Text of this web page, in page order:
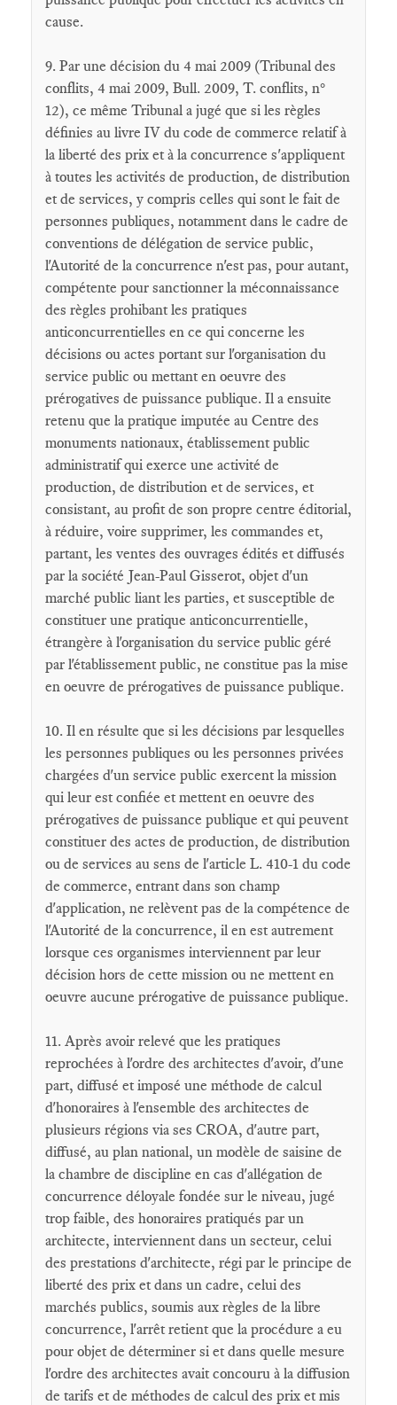
cause.
9. Par une décision du 4 mai 2009 (Tribunal des
conflits, 4 mai 2009, Bull. 2009, T. conflits, n°
12), ce même Tribunal a jugé que si les règles
définies au livre IV du code de commerce relatif à
la liberté des prix et à la concurrence s'appliquent
à toutes les activités de production, de distribution
et de services, y compris celles qui sont le fait de
personnes publiques, notamment dans le cadre de
conventions de délégation de service public,
l'Autorité de la concurrence n'est pas, pour autant,
compétente pour sanctionner la méconnaissance
des règles prohibant les pratiques
anticoncurrentielles en ce qui concerne les
décisions ou actes portant sur l'organisation du
service public ou mettant en oeuvre des
prérogatives de puissance publique. Il a ensuite
retenu que la pratique imputée au Centre des
monuments nationaux, établissement public
administratif qui exerce une activité de
production, de distribution et de services, et
consistant, au profit de son propre centre éditorial,
à réduire, voire supprimer, les commandes et,
partant, les ventes des ouvrages édités et diffusés
par la société Jean-Paul Gisserot, objet d'un
marché public liant les parties, et susceptible de
constituer une pratique anticoncurrentielle,
étrangère à l'organisation du service public géré
par l'établissement public, ne constitue pas la mise
en oeuvre de prérogatives de puissance publique.
10. Il en résulte que si les décisions par lesquelles
les personnes publiques ou les personnes privées
chargées d'un service public exercent la mission
qui leur est confiée et mettent en oeuvre des
prérogatives de puissance publique et qui peuvent
constituer des actes de production, de distribution
ou de services au sens de l'article L. 410-1 du code
de commerce, entrant dans son champ
d'application, ne relèvent pas de la compétence de
l'Autorité de la concurrence, il en est autrement
lorsque ces organismes interviennent par leur
décision hors de cette mission ou ne mettent en
oeuvre aucune prérogative de puissance publique.
11. Après avoir relevé que les pratiques
reprochées à l'ordre des architectes d'avoir, d'une
part, diffusé et imposé une méthode de calcul
d'honoraires à l'ensemble des architectes de
plusieurs régions via ses CROA, d'autre part,
diffusé, au plan national, un modèle de saisine de
la chambre de discipline en cas d'allégation de
concurrence déloyale fondée sur le niveau, jugé
trop faible, des honoraires pratiqués par un
architecte, interviennent dans un secteur, celui
des prestations d'architecte, régi par le principe de
liberté des prix et dans un cadre, celui des
marchés publics, soumis aux règles de la libre
concurrence, l'arrêt retient que la procédure a eu
pour objet de déterminer si et dans quelle mesure
l'ordre des architectes avait concouru à la diffusion
de tarifs et de méthodes de calcul des prix et mis